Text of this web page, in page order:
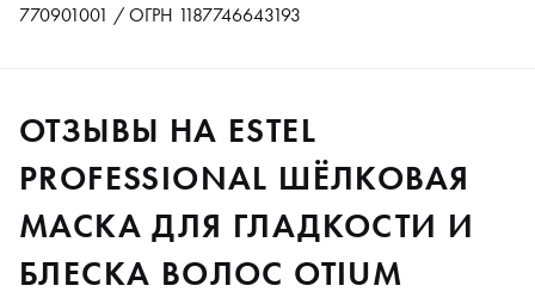
770901001 / ОГРН 1187746643193
ОТЗЫВЫ НА ESTEL
PROFESSIONAL ШЁЛКОВАЯ
МАСКА ДЛЯ ГЛАДКОСТИ И
БЛЕСКА ВОЛОС OTIUM